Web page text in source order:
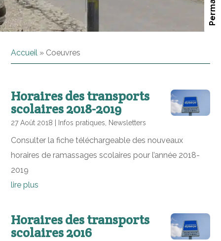
Accueil » Coeuvres
Horaires des transports
scolaires 2018-2019
27 Août 2018 Infos pratiques Newsletters
Consulter la fiche téléchargeable des nouveaux
horaires de ramassages scolaires pour l’année 2018-
2019
lire plus
Horaires des transports
scolaires 2016